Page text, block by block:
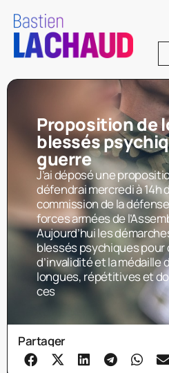
Proposition de
blessés
guerre
J’ai déposé une
défendrai mercredi à 14h
commission de la
forces armées de
Aujourd’hui les
blessés psychiques
d’invalidité et la médaille
longues, répétitives et
ces
Partager